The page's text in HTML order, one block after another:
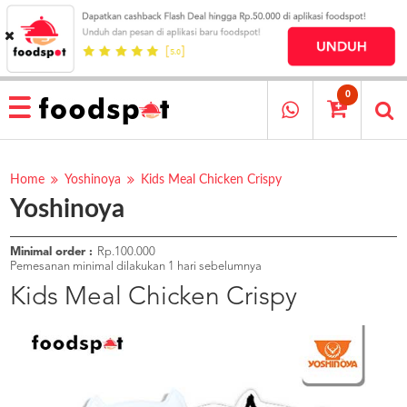
HOME
MENU
RESTAURANT
PESAN
OUR
COMPANY
KATA
MEREKA
KATALOG
PROGRAM
0
Home Yoshinoya Kids Meal Chicken Crispy
Yoshinoya
Minimal order :
Rp.100.000
Pemesanan minimal dilakukan 1 hari sebelumnya
Kids Meal Chicken Crispy